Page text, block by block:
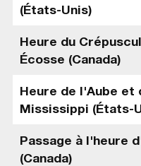
(États-Unis)
Heure du
Écosse (Canada)
Heure de l'Aube et
Mississippi (États-
Passage à l'heure
(Canada)